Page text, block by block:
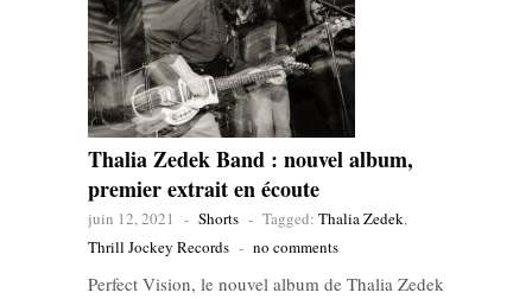
Thalia Zedek Band : nouvel album,
premier extrait en écoute
juin 12, 2021 - Shorts - Tagged: Thalia Zedek,
Thrill Jockey Records - no comments
Perfect Vision, le nouvel album de Thalia Zedek